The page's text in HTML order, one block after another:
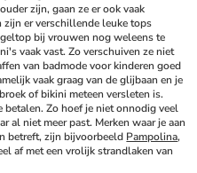
zijn, gaan ze er ook vaak
zijn er verschillende leuke tops
bij vrouwen nog weleens te
vaak vast. Zo verschuiven ze niet
van badmode voor kinderen goed
vaak graag van de glijbaan en je
of bikini meteen versleten is.
Zo hoef je niet onnodig veel
al niet meer past. Merken waar je aan
betreft, zijn bijvoorbeeld Pampolina
af met een vrolijk strandlaken van